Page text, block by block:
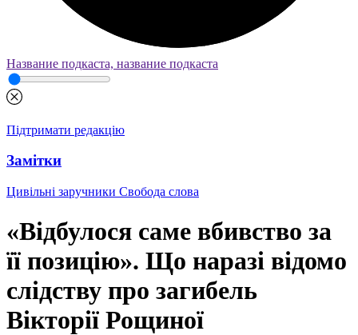
Название подкаста, название подкаста
Підтримати редакцію
Замітки
Цивільні заручники Свобода слова
«Відбулося саме вбивство за
її позицію». Що наразі відомо
слідству про загибель
Вікторії Рощиної